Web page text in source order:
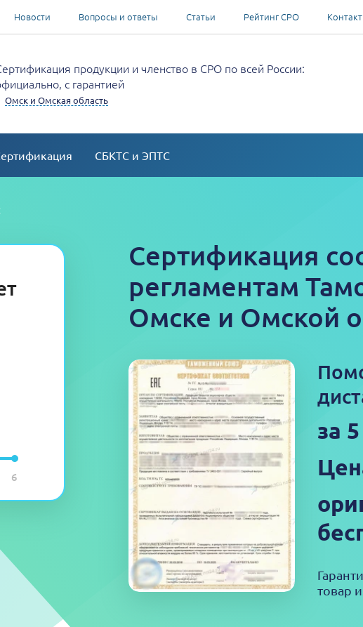
Новости Вопросы и ответы Статьи Рейтинг СРО
продукции и членство в СРО по всей России:
с гарантией
Омск и Омская область
СБКТС и ЭПТС
6
Сертификация
регламентам
Омске и Омской
за
товар